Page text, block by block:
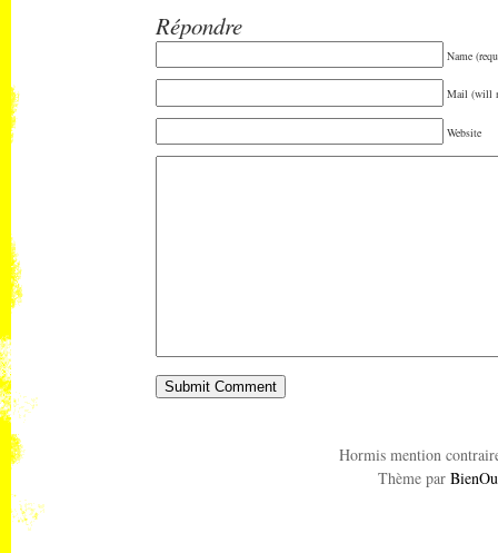
Répondre
Name
Mail (will
Website
Hormis mention
Thème par